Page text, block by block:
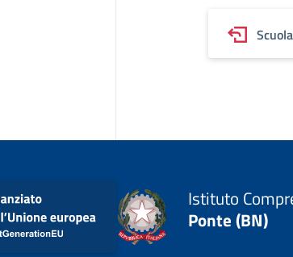
Istituto
Ponte (BN)